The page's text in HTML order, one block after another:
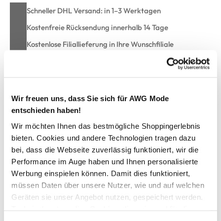
Wir freuen uns, dass Sie sich für AWG Mode
entschieden haben!
Wir möchten Ihnen das bestmögliche Shoppingerlebnis
bieten. Cookies und andere Technologien tragen dazu
bei, dass die Webseite zuverlässig funktioniert, wir die
Performance im Auge haben und Ihnen personalisierte
Werbung einspielen können. Damit dies funktioniert,
müssen Daten über unsere Nutzer, wie und auf welchen
Geräten sie unser Angebot nutzen, gespeichert werden.
Schneller DHL Versand: in 1–3 Werktagen
Kostenfreie Rücksendung innerhalb 14 Tage
Kostenlose Filiallieferung in Ihre Wunschfiliale
Herren Cargoshorts im Used Look
lässige Cargoshorts von Southern Territory
mit Reißverschluss und Knopf zu schließen
seitliche Eingriffstaschen
aufgesetzte Cargotaschen mit Klappe und Druckknöpfen
Gesäßtaschen ebenfalls mit Klappe und Druckknöpfen